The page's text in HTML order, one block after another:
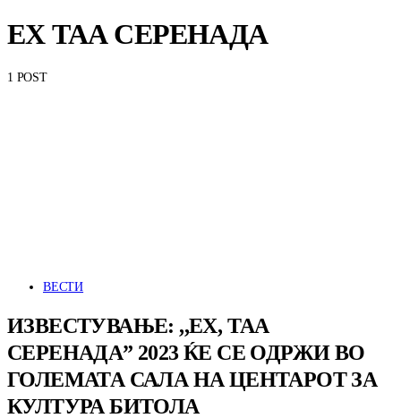
EХ ТАА СЕРЕНАДА
1 POST
ВЕСТИ
ИЗВЕСТУВАЊЕ: ,,EХ, ТАА
СЕРЕНАДА” 2023 ЌЕ СЕ ОДРЖИ ВО
ГОЛЕМАТА САЛА НА ЦЕНТАРОТ ЗА
КУЛТУРА БИТОЛА